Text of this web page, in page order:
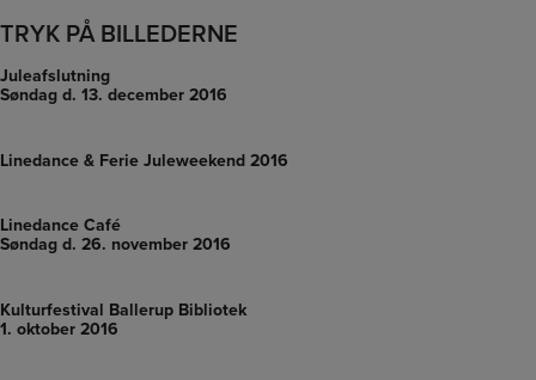
TRYK PÅ BILLEDERNE
Juleafslutning
Søndag d. 13. december 2016
Linedance & Ferie Juleweekend 2016
Linedance Café
Søndag d. 26. november 2016
Kulturfestival Ballerup Bibliotek
1. oktober 2016